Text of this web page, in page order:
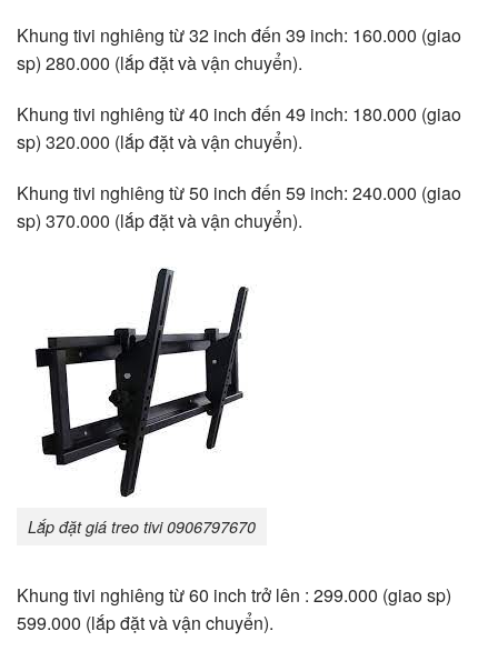
Khung tivi nghiêng từ 32 inch đến 39 inch: 160.000 (giao
sp) 280.000 (lắp đặt và vận chuyển).
Khung tivi nghiêng từ 40 inch đến 49 inch: 180.000 (giao
sp) 320.000 (lắp đặt và vận chuyển).
Khung tivi nghiêng từ 50 inch đến 59 inch: 240.000 (giao
sp) 370.000 (lắp đặt và vận chuyển).
Lắp đặt giá treo tivi 0906797670
Khung tivi nghiêng từ 60 inch trở lên : 299.000 (giao sp)
599.000 (lắp đặt và vận chuyển).